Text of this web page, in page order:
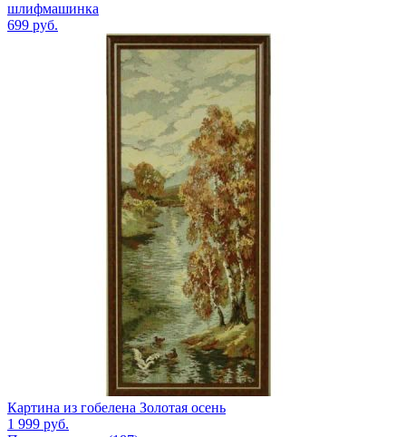
шлифмашинка
699 руб.
Картина из гобелена Золотая осень
1 999 руб.